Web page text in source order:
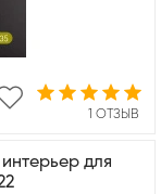
1 ОТЗЫВ
для